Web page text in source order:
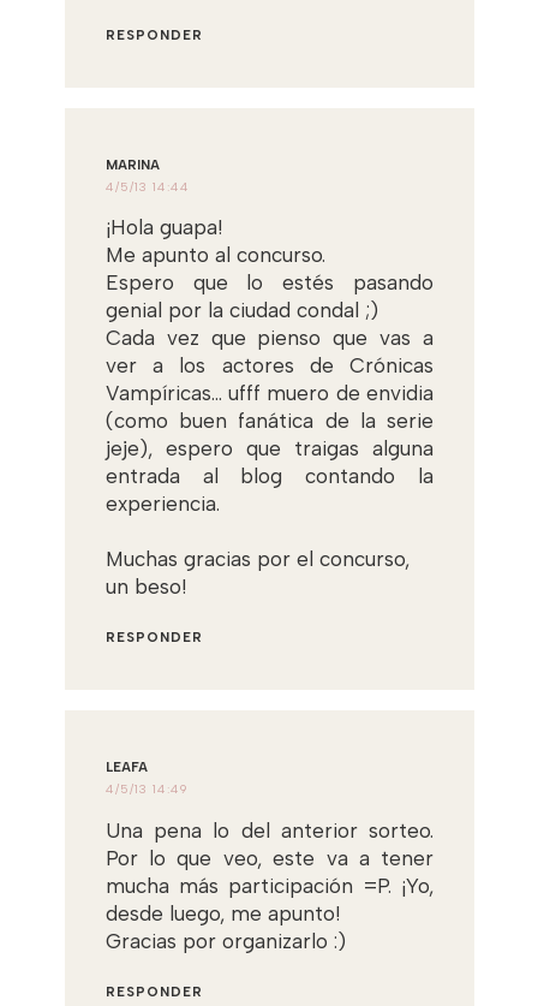
RESPONDER
MARINA
4/5/13 14:44
¡Hola guapa!
Me apunto al concurso.
Espero que lo estés pasando
genial por la ciudad condal ;)
Cada vez que pienso que vas a
ver a los actores de Crónicas
Vampíricas... ufff muero de envidia
(como buen fanática de la serie
jeje), espero que traigas alguna
entrada al blog contando la
experiencia.
Muchas gracias por el concurso,
un beso!
RESPONDER
LEAFA
4/5/13 14:49
Una pena lo del anterior sorteo.
Por lo que veo, este va a tener
mucha más participación =P. ¡Yo,
desde luego, me apunto!
Gracias por organizarlo :)
RESPONDER